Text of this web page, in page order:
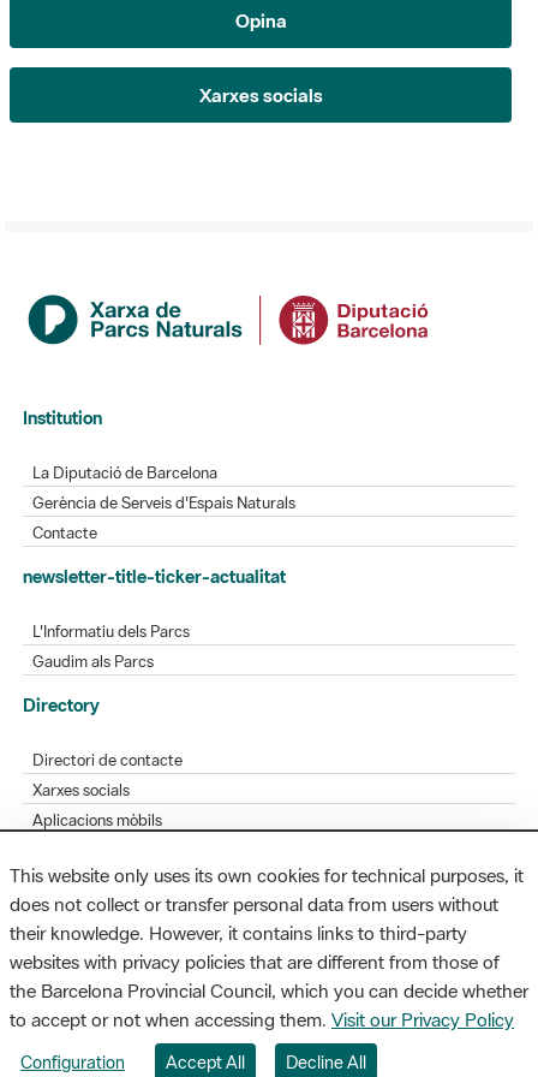
Xarxes socials
Institution
Gerència de Serveis d'Espais Naturals
newsletter-title-ticker-actualitat
L'Informatiu dels Parcs
Gaudim als Parcs
Directori de contacte
Xarxes socials
Bústia de suggeriments
Opineu sobre els parcs
MAPA WEB AVÍS LEGAL ACCESSIBILITAT
Diputació de Barcelona. Edifici Llacuna, 1a planta. Badajoz, 49. 08005
Barcelona. Tel. 934 022 428 / xarxaparcs@diba.cat
This website only uses its own cookies for technical purposes, it
does not collect or transfer personal data from users without
their knowledge. However, it contains links to third-party
websites with privacy policies that are different from those of
the Barcelona Provincial Council, which you can decide whether
to accept or not when accessing them. Visit our Privacy Policy
Configuration Accept All Decline All